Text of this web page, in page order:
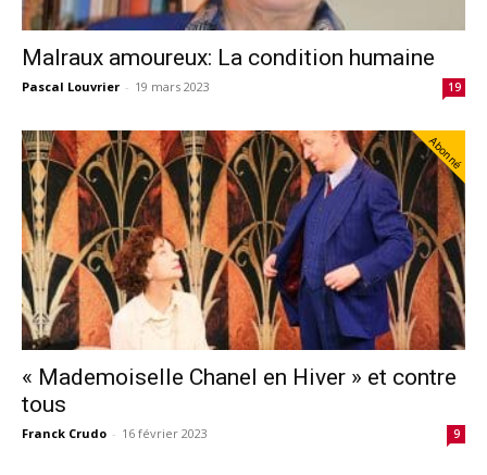
Malraux amoureux: La condition humaine
Pascal Louvrier - 19 mars 2023 19
Abonné
« Mademoiselle Chanel en Hiver » et contre
tous
Franck Crudo - 16 février 2023 9